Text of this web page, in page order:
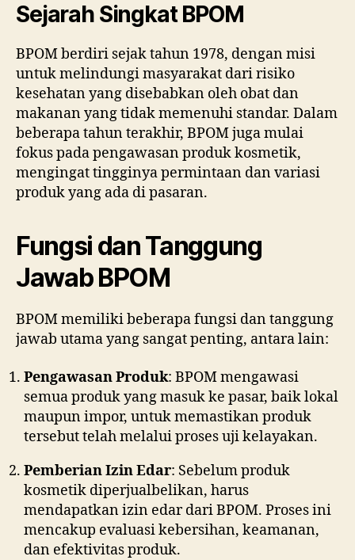
Sejarah Singkat BPOM
BPOM berdiri sejak tahun 1978, dengan misi
untuk melindungi masyarakat dari risiko
kesehatan yang disebabkan oleh obat dan
makanan yang tidak memenuhi standar. Dalam
beberapa tahun terakhir, BPOM juga mulai
fokus pada pengawasan produk kosmetik,
mengingat tingginya permintaan dan variasi
produk yang ada di pasaran.
Fungsi dan Tanggung
Jawab BPOM
BPOM memiliki beberapa fungsi dan tanggung
jawab utama yang sangat penting, antara lain:
Pengawasan Produk: BPOM mengawasi
semua produk yang masuk ke pasar, baik lokal
maupun impor, untuk memastikan produk
tersebut telah melalui proses uji kelayakan.
Pemberian Izin Edar: Sebelum produk
kosmetik diperjualbelikan, harus
mendapatkan izin edar dari BPOM. Proses ini
mencakup evaluasi kebersihan, keamanan,
dan efektivitas produk.